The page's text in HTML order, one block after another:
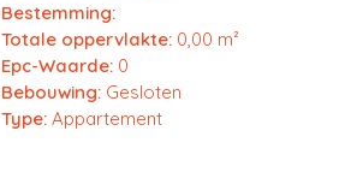
Bestemming:
Totale oppervlakte: 0,00 m²
Epc-Waarde: 0
Bebouwing:Gesloten
Type:Appartement